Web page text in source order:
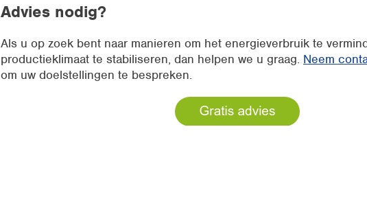
Advies nodig?
Als u op zoek bent naar manieren om het energieverbruik te
productieklimaat te stabiliseren, dan helpen we u graag. Neem
om uw doelstellingen te bespreken.